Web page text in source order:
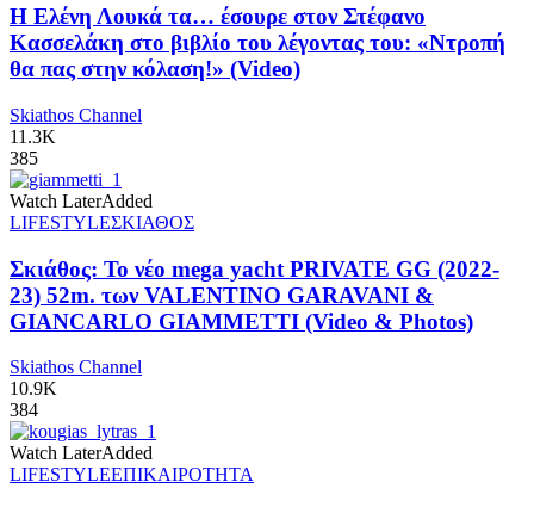
Η Ελένη Λουκά τα… έσουρε στον Στέφανο
Κασσελάκη στο βιβλίο του λέγοντας του: «Ντροπή
θα πας στην κόλαση!» (Video)
Skiathos Channel
11.3K
385
Watch LaterAdded
LIFESTYLEΣΚΙΑΘΟΣ
Σκιάθος: Το νέο mega yacht PRIVATE GG (2022-
23) 52m. των VALENTINO GARAVANI &
GIANCARLO GIAMMETTI (Video & Photos)
Skiathos Channel
10.9K
384
Watch LaterAdded
LIFESTYLEΕΠΙΚΑΙΡΟΤΗΤΑ